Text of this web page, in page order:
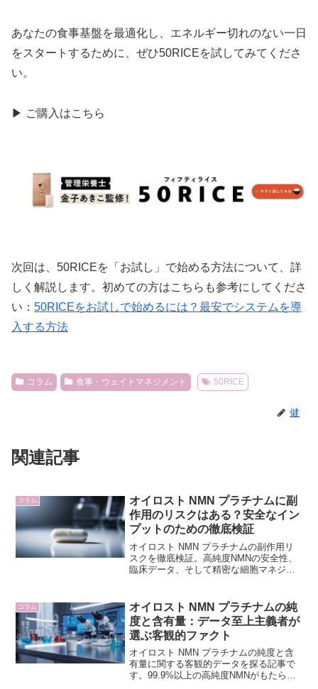
あなたの食事基盤を最適化し、エネルギー切れのない一日
をスタートするために、ぜひ50RICEを試してみてくださ
い。
▶ ご購入はこちら
次回は、50RICEを「お試し」で始める方法について、詳
しく解説します。初めての方はこちらも参考にしてくださ
い： 50RICEをお試しで始めるには？最安でシステムを導
入する方法
コラム 食事・ウェイトマネジメント 50RICE
健
関連記事
コラム
オイロスト NMN プラチナムに副
作用のリスクはある？安全なイン
プットのための徹底検証
オイロスト NMN プラチナムの副作用リ
スクを徹底検証。高純度NMNの安全性、
臨床データ、そして精密な細胞マネジメ
コラム
オイロスト NMN プラチナムの純
度と含有量：データ至上主義者が
選ぶ客観的ファクト
オイロスト NMN プラチナムの純度と含
有量に関する客観的データを探る記事で
す。99.9%以上の高純度NMNがもたらす